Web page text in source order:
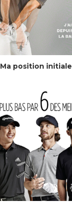
Ma position initiale